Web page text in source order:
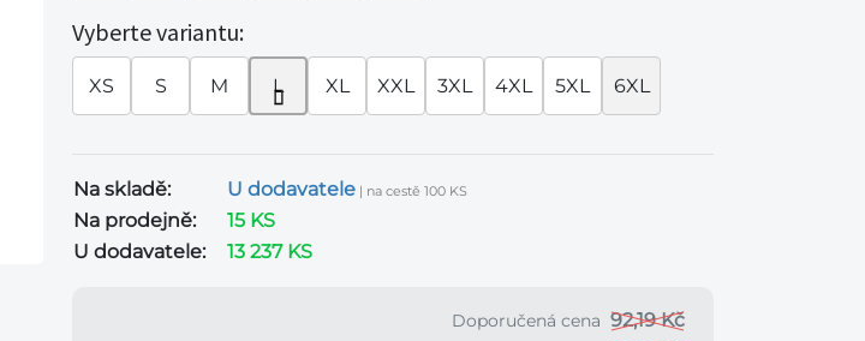
Vyberte variantu:
XS S M L XL XXL 3XL 4XL 5XL 6XL
Na skladě: U dodavatele | na cestě 100 KS
Na prodejně:
15 KS
U dodavatele:
13 237 KS
Doporučená cena 92,19 Kč